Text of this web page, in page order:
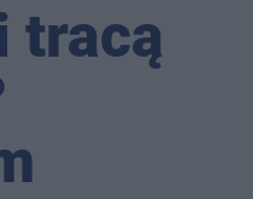
tracą